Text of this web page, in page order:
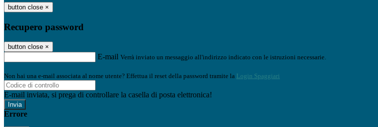
button close ×
Recupero password
button close ×
E-mail Verrà inviato un messaggio all'indirizzo indicato con le istruzioni necessarie.
Non hai una e-mail associata al nome utente? Effettua il reset della password tramite la Login Spaggiari
E-mail inviata, si prega di controllare la casella di posta elettronica!
Errore